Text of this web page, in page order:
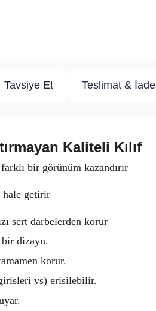
Tavsiye Et Teslimat & İade
Kaliteli Kılıf
bir görünüm kazandırır
hale getirir
sert darbelerden korur
dizayn.
korur.
vs) erisilebilir.